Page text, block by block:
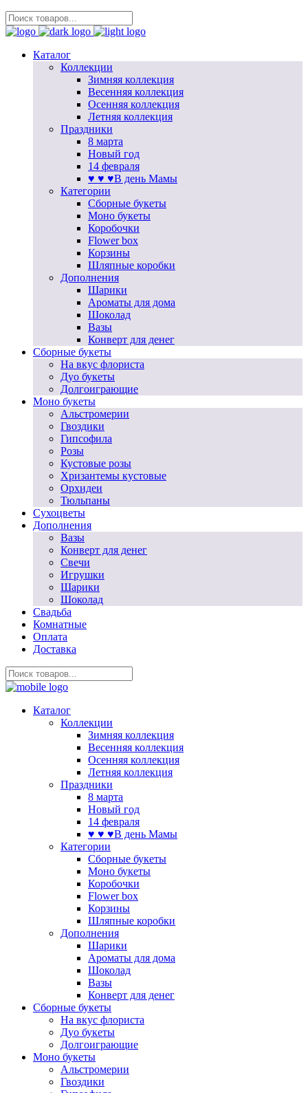
Каталог
Коллекции
Зимняя коллекция
Весенняя коллекция
Осенняя коллекция
Летняя коллекция
Праздники
8 марта
Новый год
14 февраля
♥ ♥ ♥В день Мамы
Категории
Сборные букеты
Моно букеты
Коробочки
Flower box
Корзины
Шляпные коробки
Дополнения
Шарики
Ароматы для дома
Шоколад
Вазы
Конверт для денег
Сборные букеты
На вкус флориста
Дуо букеты
Долгоиграющие
Моно букеты
Альстромерии
Гвоздики
Гипсофила
Розы
Кустовые розы
Хризантемы кустовые
Орхидеи
Тюльпаны
Сухоцветы
Дополнения
Вазы
Конверт для денег
Свечи
Игрушки
Шарики
Шоколад
Свадьба
Комнатные
Оплата
Доставка
Каталог
Коллекции
Зимняя коллекция
Весенняя коллекция
Осенняя коллекция
Летняя коллекция
Праздники
8 марта
Новый год
14 февраля
♥ ♥ ♥В день Мамы
Категории
Сборные букеты
Моно букеты
Коробочки
Flower box
Корзины
Шляпные коробки
Дополнения
Шарики
Ароматы для дома
Шоколад
Вазы
Конверт для денег
Сборные букеты
На вкус флориста
Дуо букеты
Долгоиграющие
Моно букеты
Альстромерии
Гвоздики